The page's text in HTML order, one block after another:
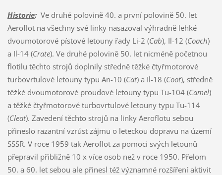
Historie:Ve druhé polovině 40. a první polovině 50. let
Aeroflot na všechny své linky nasazoval výhradně lehké
dvoumotorové pístové letouny řady Li-2 (Cab), Il-12 (Coach)
a Il-14 (Crate). Ve druhé polovině 50. let nicméně početnou
flotilu těchto strojů doplnily středně těžké čtyřmotorové
turbovrtulové letouny typu An-10 (Cat) a Il-18 (Coot), středně
těžké dvoumotorové proudové letouny typu Tu-104 (Camel)
a těžké čtyřmotorové turbovrtulové letouny typu Tu-114
(Cleat). Zavedení těchto strojů na linky Aeroflotu sebou
přineslo razantní vzrůst zájmu o leteckou dopravu na území
SSSR. V roce 1959 tak Aeroflot za pomoci svých letounů
přepravil přibližně 10 x více osob než v roce 1950. Přelom
50. a 60. let sebou ale přinesl též významné rozšíření aktivit